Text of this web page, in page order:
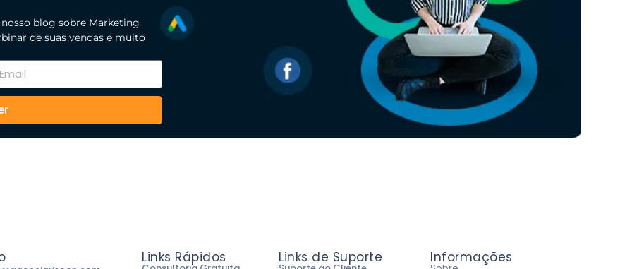
blog sobre Marketing
de suas vendas e muito
Links Rápidos Links de Suporte Informações